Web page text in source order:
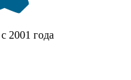
2001 года